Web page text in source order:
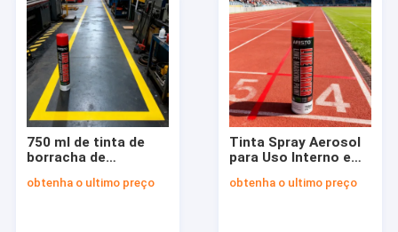
750 ml de tinta de
borracha de
volume com 600 g de
obtenha o ultimo preço
Tinta Spray Aerosol
para Uso Interno e
Amostra Grátis -
obtenha o ultimo preço